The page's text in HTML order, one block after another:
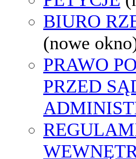
BIURO
(nowe
PRAWO
PRZED